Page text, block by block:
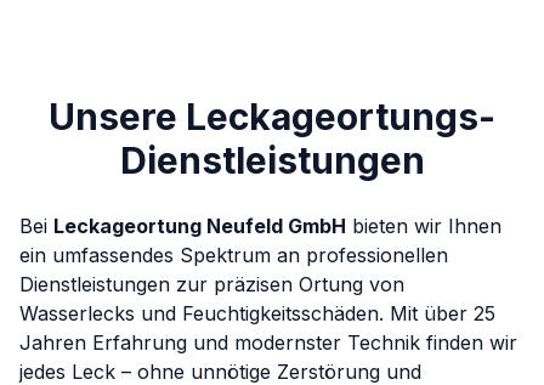
Unsere Leckageortungs-
Dienstleistungen
Bei Leckageortung Neufeld GmbH bieten wir Ihnen
ein umfassendes Spektrum an professionellen
Dienstleistungen zur präzisen Ortung von
Wasserlecks und Feuchtigkeitsschäden. Mit über 25
Jahren Erfahrung und modernster Technik finden wir
jedes Leck – ohne unnötige Zerstörung und